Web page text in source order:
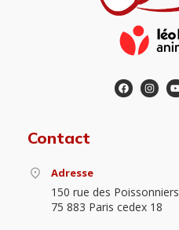
Contact
Adresse
150 rue des Poissonniers
75 883 Paris cedex 18